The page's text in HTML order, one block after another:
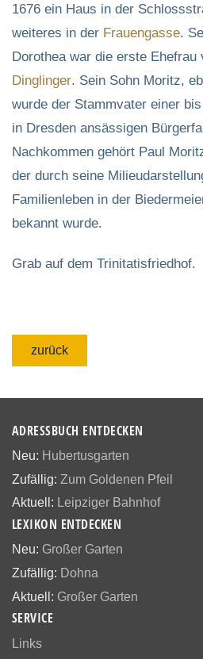
1676 ein Haus in der
weiteres in der Frauengasse.
Dorothea war die erste Ehefrau
Dinglinger. Sein Sohn Moritz,
wurde der Stammvater einer
in Dresden ansässigen
Nachkommen gehört Paul
der durch seine
Familienleben in der
bekannt wurde.
Grab auf dem Trinitatisfriedhof.
zurück
ADRESSBUCH ENTDECKEN
Neu: Hubertusgarten
Zufällig: Zum Goldenen Pfeil
Aktuell: Leipziger Bahnhof
LEXIKON ENTDECKEN
Neu: Großer Garten
Zufällig: Dohna
Aktuell: Großer Garten
SERVICE
Links